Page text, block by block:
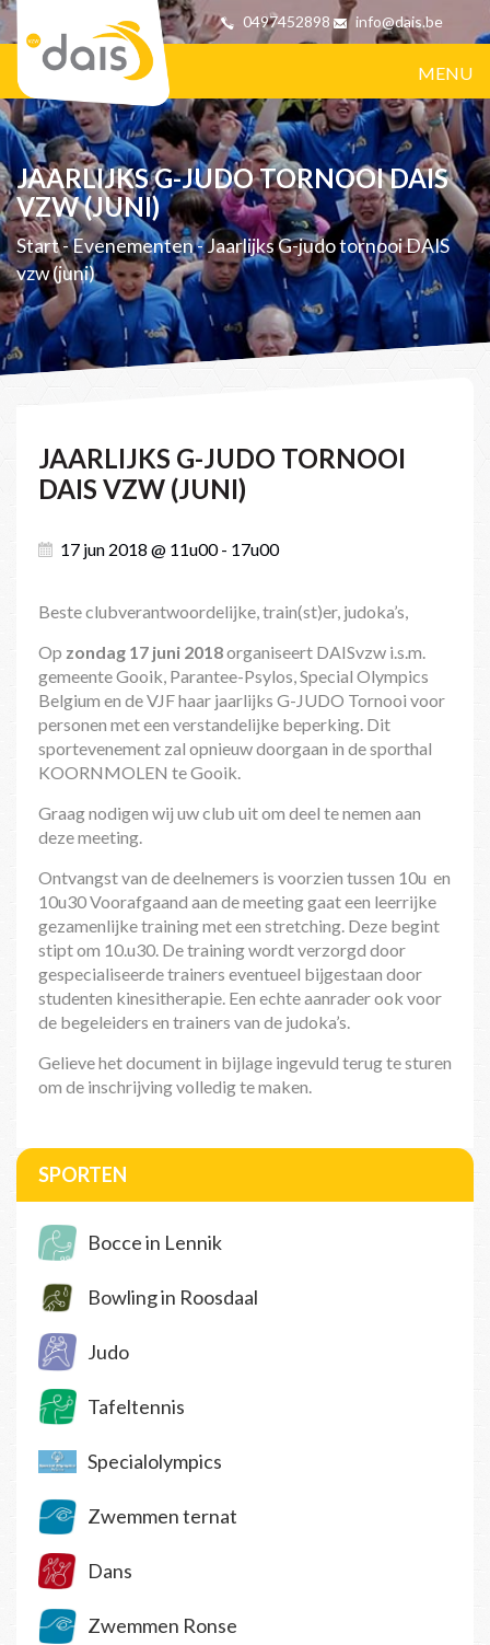
0497452898 info@dais.be
MENU
JAARLIJKS G-JUDO TORNOOI DAIS
VZW (JUNI)
Start-Evenementen-Jaarlijks G-judo tornooi DAIS
vzw (juni)
JAARLIJKS G-JUDO TORNOOI
DAIS VZW (JUNI)
17 jun 2018 @ 11u00 - 17u00
Beste clubverantwoordelijke, train(st)er, judoka’s,
Op zondag 17 juni 2018organiseert DAISvzw i.s.m.
gemeente Gooik, Parantee-Psylos, Special Olympics
Belgium en de VJF haar jaarlijks G-JUDO Tornooi voor
personen met een verstandelijke beperking. Dit
sportevenement zal opnieuw doorgaan in de sporthal
KOORNMOLEN te Gooik.
Graag nodigen wij uw club uit om deel te nemen aan
deze meeting.
Ontvangst van de deelnemers is voorzien tussen 10u en
10u30 Voorafgaand aan de meeting gaat een leerrijke
gezamenlijke training met een stretching. Deze begint
stipt om 10.u30. De training wordt verzorgd door
gespecialiseerde trainers eventueel bijgestaan door
studenten kinesitherapie. Een echte aanrader ook voor
de begeleiders en trainers van de judoka’s.
Gelieve het document in bijlage ingevuld terug te sturen
om de inschrijving volledig te maken.
SPORTEN
Bocce in Lennik
Bowling in Roosdaal
Judo
Tafeltennis
Specialolympics
Zwemmen ternat
Dans
Zwemmen Ronse